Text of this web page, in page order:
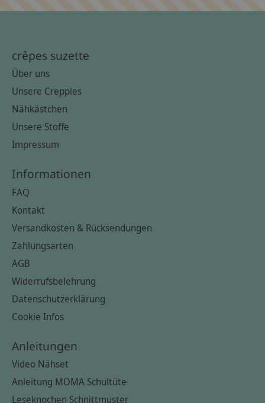
crêpes suzette
Über uns
Unsere Creppies
Nähkästchen
Unsere Stoffe
Impressum
Informationen
FAQ
Kontakt
Versandkosten & Rücksendungen
Zahlungsarten
AGB
Widerrufsbelehrung
Datenschutzerklärung
Cookie Infos
Anleitungen
Video Nähset
Anleitung MOMA Schultüte
Leseknochen Schnittmuster